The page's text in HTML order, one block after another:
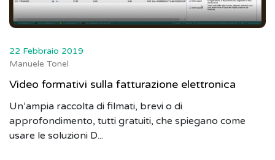
22 Febbraio 2019
Manuele Tonel
Video formativi sulla fatturazione elettronica
Un’ampia raccolta di filmati, brevi o di
approfondimento, tutti gratuiti, che spiegano come
usare le soluzioni D...